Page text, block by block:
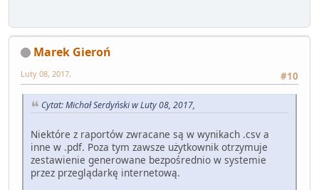
Marek Gieroń
#10
Luty 08, 2017,
Cytat: Michał Serdyński w Luty 08, 2017,
Niektóre z raportów zwracane są w wynikach .csv a
inne w .pdf. Poza tym zawsze użytkownik otrzymuje
zestawienie generowane bezpośrednio w systemie
przez przeglądarkę internetową.